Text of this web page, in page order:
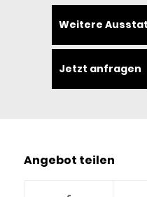
Weitere
Jetzt anfragen
Angebot teilen